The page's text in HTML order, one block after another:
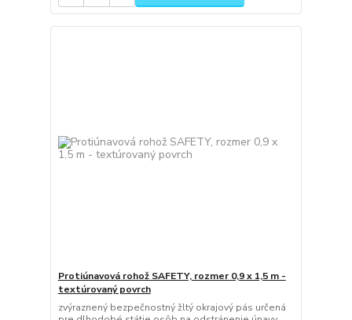
Protiúnavová rohož SAFETY, rozmer 0,9 x 1,5 m -
textúrovaný povrch
zvýraznený bezpečnostný žltý okrajový pás určená